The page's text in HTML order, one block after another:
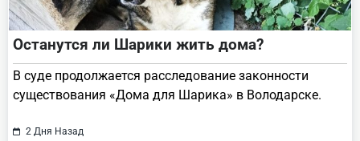
Останутся ли Шарики жить дома?
В суде продолжается расследование законности
существования «Дома для Шарика» в Володарске.
2 Дня Назад